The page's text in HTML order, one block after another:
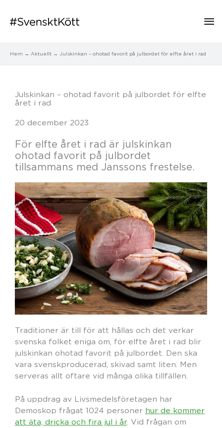
Hem Aktuellt Julskinkan – ohotad favorit på julbordet för elfte året i rad
Julskinkan – ohotad favorit på julbordet för elfte
året i rad
20 december 2023
För elfte året i rad är julskinkan
ohotad favorit på julbordet
tillsammans med Janssons frestelse.
Traditioner är till för att hållas och det verkar
svenska folket eniga om, för elfte året i rad blir
julskinkan ohotad favorit på julbordet. Den ska
vara svenskproducerad, skivad samt liten. Men
serveras allt oftare vid många olika tillfällen.
På uppdrag av Livsmedelsföretagen har
Demoskop frågat 1024 personer hur de kommer
att äta, dricka och fira jul i år. Vid frågan om